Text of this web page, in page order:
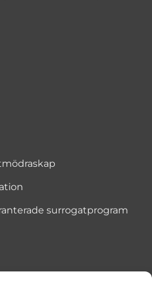
surrogatprogram